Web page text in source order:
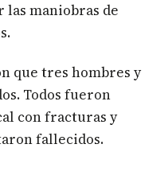
maniobras de
que tres hombres y
Todos fueron
con fracturas y
fallecidos.